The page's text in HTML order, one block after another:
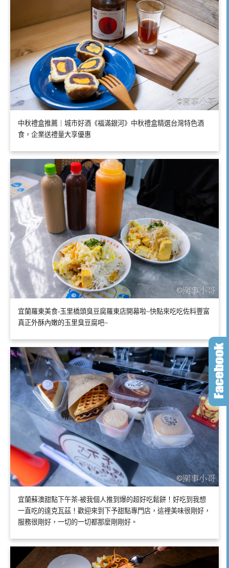
中秋禮盒推薦｜城市好酒《福滿銀河》中秋禮盒精選台灣特色酒
食，企業送禮量大享優惠
宜蘭羅東美食-玉里橋頭臭豆腐羅東店開幕啦~快點來吃吃佐料豐富
真正外酥內嫩的玉里臭豆腐吧~
宜蘭蘇澳甜點下午茶-被我個人推到爆的超好吃鬆餅！好吃到我想
一直吃的達克瓦茲！歡迎來到下予甜點專門店，這裡美味很剛好，
服務很剛好，一切的一切都那麼剛剛好。